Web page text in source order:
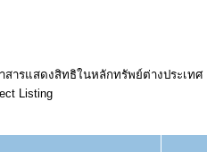
สารแสดงสิทธิในหลักทรัพย์ต่างประเทศ
Listing